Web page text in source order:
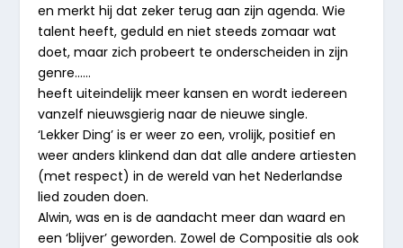
en merkt hij dat zeker terug aan zijn agenda. Wie
talent heeft, geduld en niet steeds zomaar wat
doet, maar zich probeert te onderscheiden in zijn
genre……
heeft uiteindelijk meer kansen en wordt iedereen
vanzelf nieuwsgierig naar de nieuwe single.
‘Lekker Ding’ is er weer zo een, vrolijk, positief en
weer anders klinkend dan dat alle andere artiesten
(met respect) in de wereld van het Nederlandse
lied zouden doen.
Alwin, was en is de aandacht meer dan waard en
een ‘blijver’ geworden. Zowel de Compositie als ook